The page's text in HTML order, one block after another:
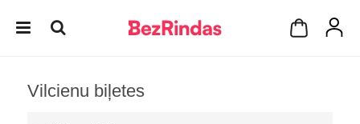
Vilcienu biļetes